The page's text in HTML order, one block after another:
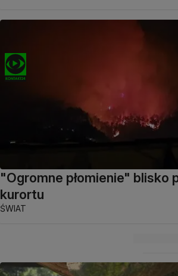
"Ogromne płomienie" blisko
kurortu
ŚWIAT